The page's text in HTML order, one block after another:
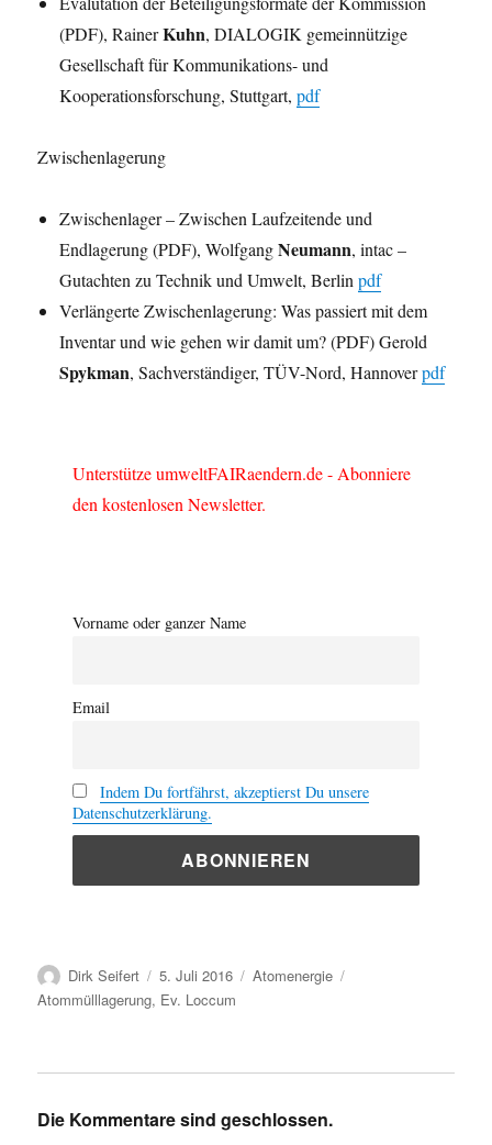
(PDF), RainerKuhn, DIALOGIK gemeinnützige
Gesellschaft für Kommunikations- und
Kooperationsforschung, Stuttgart,pdf
Zwischenlagerung
Zwischenlager – Zwischen Laufzeitende und
Endlagerung (PDF), WolfgangNeumann, intac –
Gutachten zu Technik und Umwelt, Berlinpdf
Verlängerte Zwischenlagerung: Was passiert mit dem
Inventar und wie gehen wir damit um? (PDF) Gerold
Spykman, Sachverständiger, TÜV-Nord, Hannoverpdf
Unterstütze umweltFAIRaendern.de - Abonniere
den kostenlosen Newsletter.
Vorname oder ganzer Name
Email
Indem Du fortfährst, akzeptierst Du unsere
Datenschutzerklärung.
Autor
Dirk Seifert
Veröffentlicht
am
5. Juli 2016 Kategorien
Atomenergie
Atommülllagerung, Ev. Loccum
Die Kommentare sind geschlossen.